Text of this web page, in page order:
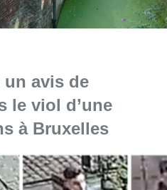
un avis de
le viol d’une
à Bruxelles